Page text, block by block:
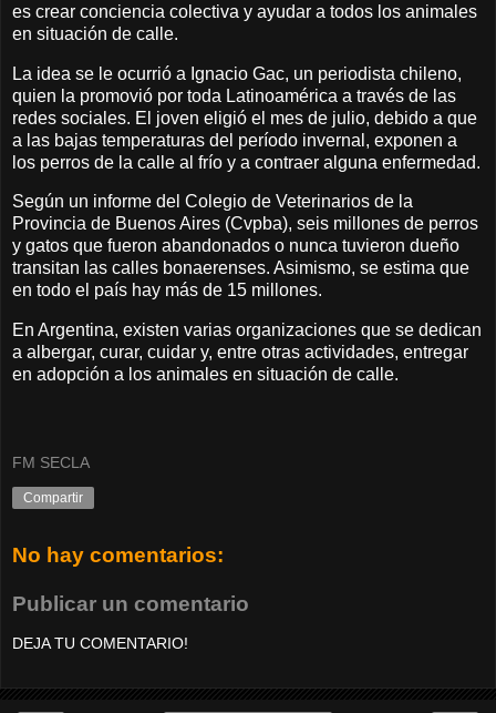
es crear conciencia colectiva y ayudar a todos los animales
en situación de calle.
La idea se le ocurrió a Ignacio Gac, un periodista chileno,
quien la promovió por toda Latinoamérica a través de las
redes sociales. El joven eligió el mes de julio, debido a que
a las bajas temperaturas del período invernal, exponen a
los perros de la calle al frío y a contraer alguna enfermedad.
Según un informe del Colegio de Veterinarios de la
Provincia de Buenos Aires (Cvpba), seis millones de perros
y gatos que fueron abandonados o nunca tuvieron dueño
transitan las calles bonaerenses. Asimismo, se estima que
en todo el país hay más de 15 millones.
En Argentina, existen varias organizaciones que se dedican
a albergar, curar, cuidar y, entre otras actividades, entregar
en adopción a los animales en situación de calle.
FM SECLA
Compartir
No hay comentarios:
Publicar un comentario
DEJA TU COMENTARIO!